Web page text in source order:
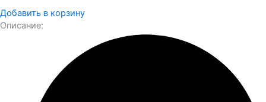
Добавить в корзину
Описание: